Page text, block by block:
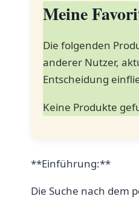
Meine
Die folgenden
anderer Nutzer,
Entscheidung
Keine Produkte
**Einführung:**
Die Suche nach dem​